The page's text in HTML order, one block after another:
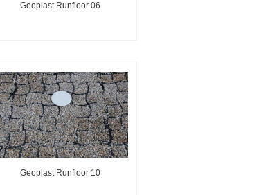
Geoplast Runfloor 06
Geoplast Runfloor 10